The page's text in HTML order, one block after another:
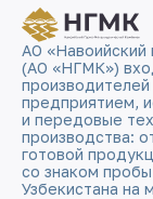
АО «Навоийский
(АО «НГМК»)
предприятием,
и передовые
производства:
готовой
со знаком
Узбекистана на